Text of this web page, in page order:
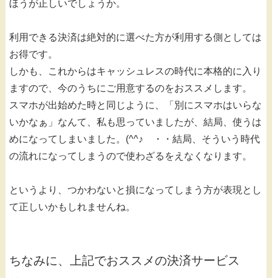
ほうが正しいでしょうか。
利用できる決済は絶対的に選べた方が利用する側としては
お得です。
しかも、これからはキャッシュレスの時代に本格的に入り
ますので、今のうちにご用意するのをおススメします。
スマホが出始めた時と同じように、「別にスマホはいらな
いかなぁ」なんて、私も思っていましたが、結局、使うは
めになってしまいました。(^^♪ ・・結局、そういう時代
の流れになってしまうので使わざるをえなくなります。
というより、つかわないと損になってしまう方が表現とし
て正しいかもしれませんね。
ちなみに、上記でおススメの決済サービス